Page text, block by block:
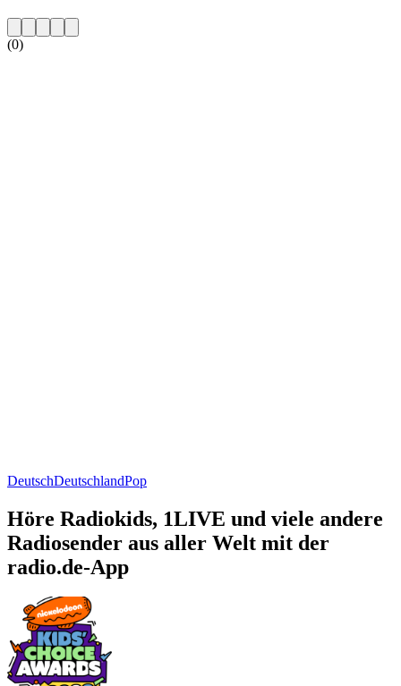
(0)
DeutschDeutschlandPop
Höre Radiokids, 1LIVE und viele andere
Radiosender aus aller Welt mit der
radio.de-App